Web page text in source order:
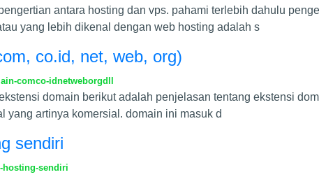
antara hosting dan vps. pahami terlebih dahulu
yang lebih dikenal dengan web hosting adalah s
co.id, net, web, org)
comco-idnetweborgdll
domain berikut adalah penjelasan tentang ekstensi
yang artinya komersial. domain ini masuk d
sendiri
hosting-sendiri